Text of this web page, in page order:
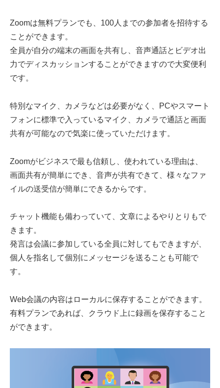
Zoomは無料プランでも、100人までの参加者を招待する
ことができます。
全員が自分の端末の画面を共有し、音声通話とビデオ出
力でディスカッションすることができますので大変便利
です。
特別なマイク、カメラなどは必要がなく、PCやスマート
フォンに標準で入っているマイク、カメラで通話と画面
共有が可能なので気楽に使っていただけます。
Zoomがビジネスで最も信頼し、使われている理由は、
画面共有が簡単にでき、音声が共有できて、様々なファ
イルの送受信が簡単にできるからです。
チャット機能も備わっていて、文章によるやりとりもで
きます。
発言は会議に参加している全員に対してもできますが、
個人を指名して個別にメッセージを送ることも可能で
す。
Web会議の内容はローカルに保存することができます。
有料プランであれば、クラウド上に録画を保存すること
ができます。